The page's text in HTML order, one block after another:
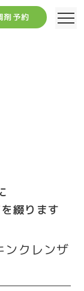
剤予約
を綴ります
クレンザ